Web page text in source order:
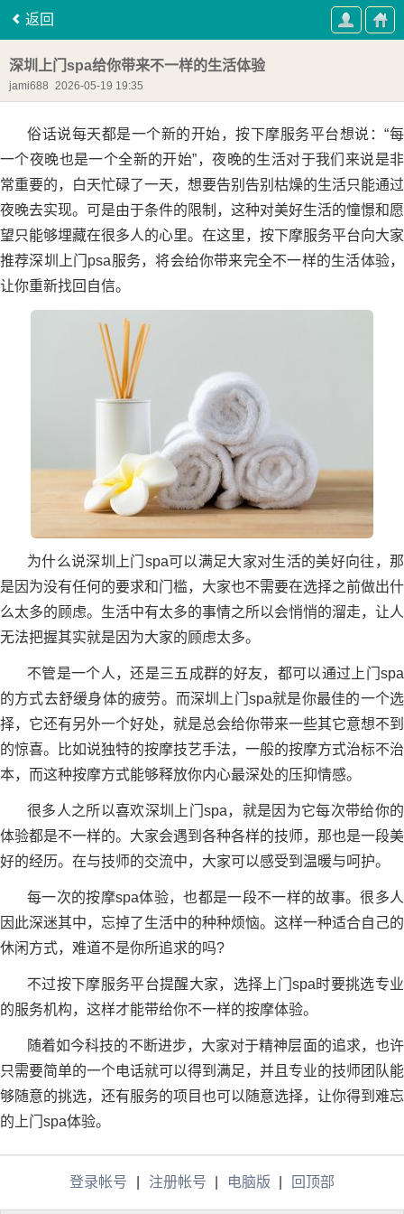
返回
深圳上门spa给你带来不一样的生活体验
jami688 2026-05-19 19:35
俗话说每天都是一个新的开始，按下摩服务平台想说：“每
一个夜晚也是一个全新的开始”，夜晚的生活对于我们来说是非
常重要的，白天忙碌了一天，想要告别告别枯燥的生活只能通过
夜晚去实现。可是由于条件的限制，这种对美好生活的憧憬和愿
望只能够埋藏在很多人的心里。在这里，按下摩服务平台向大家
推荐深圳上门psa服务，将会给你带来完全不一样的生活体验，
让你重新找回自信。
为什么说深圳上门spa可以满足大家对生活的美好向往，那
是因为没有任何的要求和门槛，大家也不需要在选择之前做出什
么太多的顾虑。生活中有太多的事情之所以会悄悄的溜走，让人
无法把握其实就是因为大家的顾虑太多。
不管是一个人，还是三五成群的好友，都可以通过上门spa
的方式去舒缓身体的疲劳。而深圳上门spa就是你最佳的一个选
择，它还有另外一个好处，就是总会给你带来一些其它意想不到
的惊喜。比如说独特的按摩技艺手法，一般的按摩方式治标不治
本，而这种按摩方式能够释放你内心最深处的压抑情感。
很多人之所以喜欢深圳上门spa，就是因为它每次带给你的
体验都是不一样的。大家会遇到各种各样的技师，那也是一段美
好的经历。在与技师的交流中，大家可以感受到温暖与呵护。
每一次的按摩spa体验，也都是一段不一样的故事。很多人
因此深迷其中，忘掉了生活中的种种烦恼。这样一种适合自己的
休闲方式，难道不是你所追求的吗?
不过按下摩服务平台提醒大家，选择上门spa时要挑选专业
的服务机构，这样才能带给你不一样的按摩体验。
随着如今科技的不断进步，大家对于精神层面的追求，也许
只需要简单的一个电话就可以得到满足，并且专业的技师团队能
够随意的挑选，还有服务的项目也可以随意选择，让你得到难忘
的上门spa体验。
登录帐号 注册帐号 电脑版 回顶部